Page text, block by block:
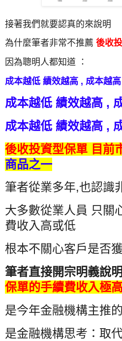
接著我們就要認真的來說明
為什麼筆者非常不推薦 後收
因為聰明人都知道 ：
成本越低 績效越高 , 成本越
成本越低 績效越高 ,
成本越低 績效越高 ,
後收投資型保單 目前
商品之一
筆者從業多年,也認識
大多數從業人員 只關
費收入高或低
根本不關心客戶是否
筆者直接開宗明義說明
保單的手續費收入極
是今年金融機構主推
是金融機構思考：取